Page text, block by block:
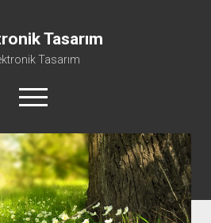
Tasarım
Tasarım
menüyü
aç
Hesap Görme Programsız
Liste
Yükseltme Hilesi Bedava